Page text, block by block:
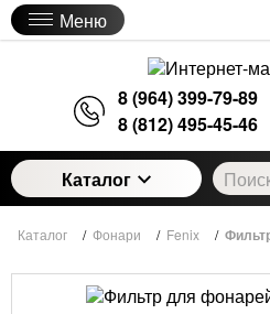
Меню
8 (964) 399-79-89
8 (812) 495-45-46
Каталог
Каталог / Фонари / Fenix /